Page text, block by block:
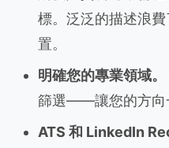
標。泛泛的描述浪
置。
明確您的專業領域。
篩選——讓您的方向
ATS 和 LinkedIn